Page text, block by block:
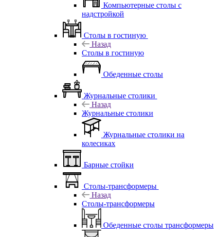
Компьютерные столы с
надстройкой
Столы в гостиную
Назад
Столы в гостиную
Обеденные столы
Журнальные столики
Назад
Журнальные столики
Журнальные столики на
колесиках
Барные стойки
Столы-трансформеры
Назад
Столы-трансформеры
Обеденные столы трансформеры